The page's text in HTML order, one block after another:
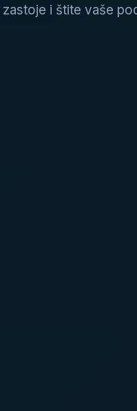
i štite vaše